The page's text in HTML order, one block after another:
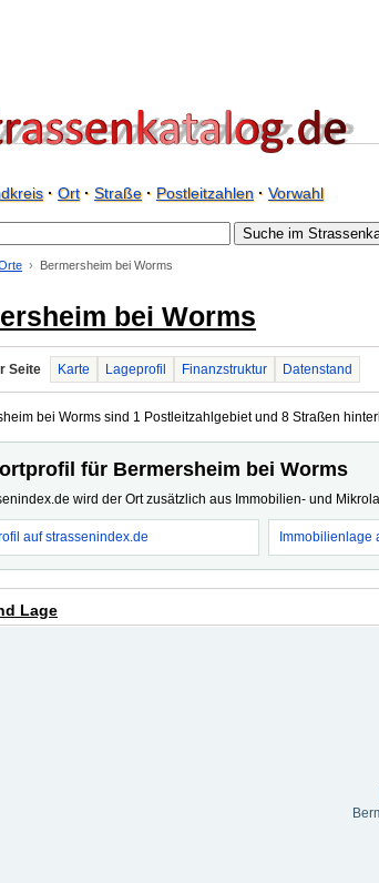
· Ort· Straße· Postleitzahlen· Vorwahl
Bermersheim bei Worms
bei Worms
Seite Karte Lageprofil Finanzstruktur Datenstand
bei Worms sind 1 Postleitzahlgebiet und 8 Straßen
für Bermersheim bei Worms
wird der Ort zusätzlich aus Immobilien- und
auf strassenindex.de Immobilienlage
Lage